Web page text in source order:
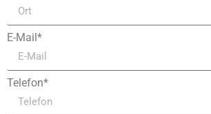
E-Mail*
Telefon*